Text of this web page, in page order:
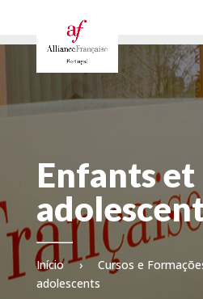
Enfants et
Início › Cursos e
adolescents